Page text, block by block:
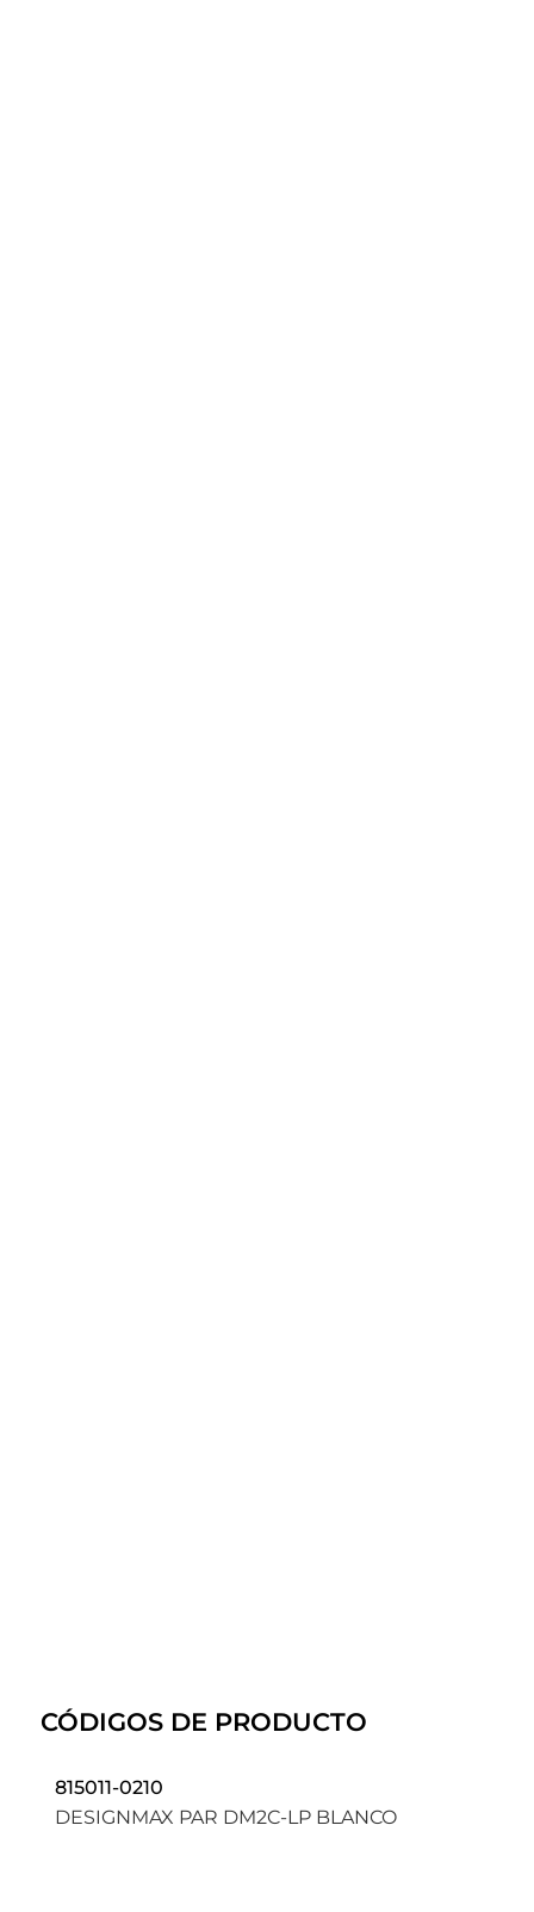
CÓDIGOS DE PRODUCTO
815011-0210
DESIGNMAX PAR DM2C-LP BLANCO